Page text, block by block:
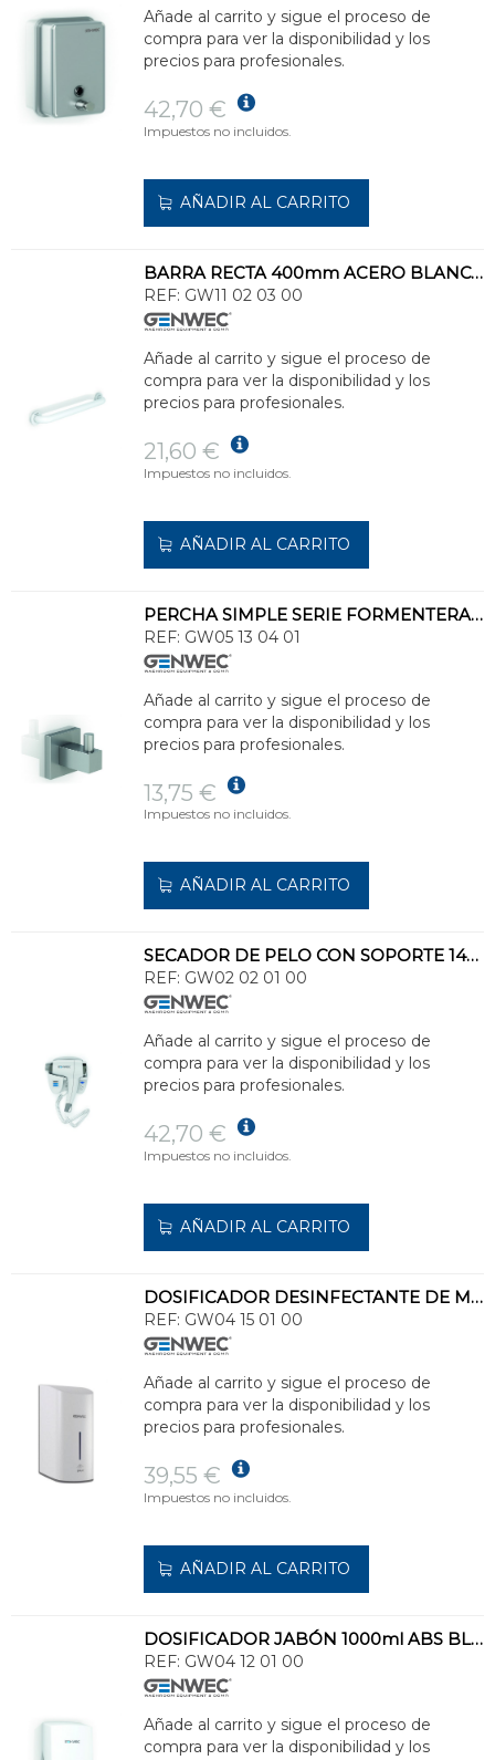
Añade al carrito y sigue el proceso de
compra para ver la disponibilidad y los
precios para profesionales.
42,70 €
Impuestos no incluidos.
AÑADIR AL CARRITO
BARRA RECTA 400mm ACERO BLANCO
REF: GW11 02 03 00
Añade al carrito y sigue el proceso de
compra para ver la disponibilidad y los
precios para profesionales.
21,60 €
Impuestos no incluidos.
AÑADIR AL CARRITO
PERCHA SIMPLE SERIE FORMENTERA INOXIDABLE 304
REF: GW05 13 04 01
Añade al carrito y sigue el proceso de
compra para ver la disponibilidad y los
precios para profesionales.
13,75 €
Impuestos no incluidos.
AÑADIR AL CARRITO
SECADOR DE PELO CON SOPORTE 1400W BLANCO
REF: GW02 02 01 00
Añade al carrito y sigue el proceso de
compra para ver la disponibilidad y los
precios para profesionales.
42,70 €
Impuestos no incluidos.
AÑADIR AL CARRITO
DOSIFICADOR DESINFECTANTE DE MANOS AUTOMÁTICO 1100ml ABS BLANCO
REF: GW04 15 01 00
Añade al carrito y sigue el proceso de
compra para ver la disponibilidad y los
precios para profesionales.
39,55 €
Impuestos no incluidos.
AÑADIR AL CARRITO
DOSIFICADOR JABÓN 1000ml ABS BLANCO
REF: GW04 12 01 00
Añade al carrito y sigue el proceso de
compra para ver la disponibilidad y los